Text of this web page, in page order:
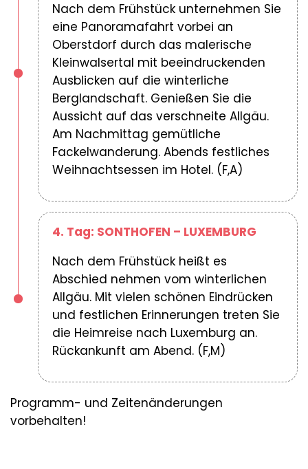
Nach dem Frühstück unternehmen Sie
eine Panoramafahrt vorbei an
Oberstdorf durch das malerische
Kleinwalsertal mit beeindruckenden
Ausblicken auf die winterliche
Berglandschaft. Genießen Sie die
Aussicht auf das verschneite Allgäu.
Am Nachmittag gemütliche
Fackelwanderung. Abends festliches
Weihnachtsessen im Hotel. (F,A)
4. Tag: SONTHOFEN – LUXEMBURG
Nach dem Frühstück heißt es
Abschied nehmen vom winterlichen
Allgäu. Mit vielen schönen Eindrücken
und festlichen Erinnerungen treten Sie
die Heimreise nach Luxemburg an.
Rückankunft am Abend. (F,M)
Programm- und Zeitenänderungen
vorbehalten!